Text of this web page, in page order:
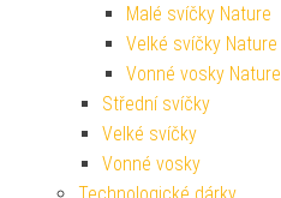
Malé svíčky Nature
Velké svíčky Nature
Vonné vosky Nature
Střední svíčky
Velké svíčky
Vonné vosky